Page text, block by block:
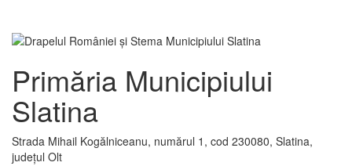
Primăria Municipiului
Slatina
Strada Mihail Kogălniceanu, numărul 1, cod 230080, Slatina,
județul Olt